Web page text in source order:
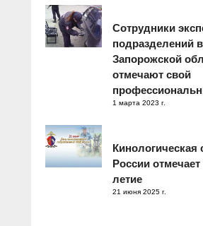
Сотрудники
подразделений в
Запорожской
отмечают свой
1 марта 2023 г.
России отмечает
летие
21 июня 2025 г.